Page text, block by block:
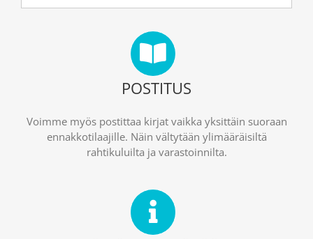
POSTITUS
Voimme myös postittaa kirjat vaikka yksittäin suoraan
ennakkotilaajille. Näin vältytään ylimääräisiltä
rahtikuluilta ja varastoinnilta.